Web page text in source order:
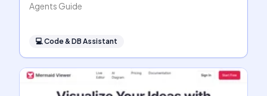
Agents Guide
💻Code & DB Assistant